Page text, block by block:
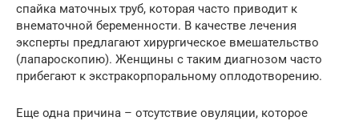
спайка маточных труб, которая часто приводит к
внематочной беременности. В качестве лечения
эксперты предлагают хирургическое вмешательство
(лапароскопию). Женщины с таким диагнозом часто
прибегают к экстракорпоральному оплодотворению.
Еще одна причина – отсутствие овуляции, которое